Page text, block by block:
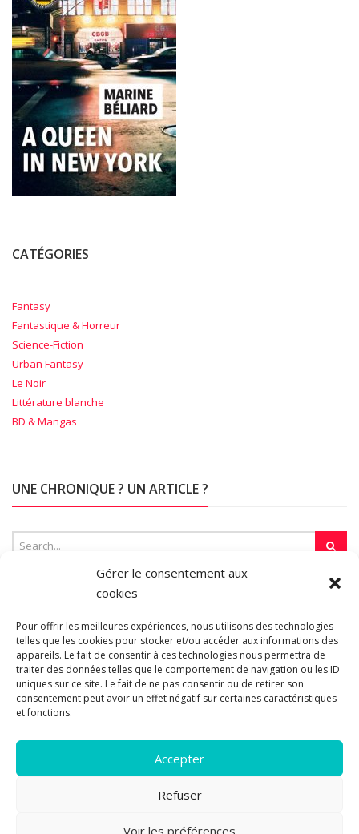
Gérer le consentement aux
cookies
Pour offrir les meilleures expériences, nous utilisons des technologies
telles que les cookies pour stocker et/ou accéder aux informations des
appareils. Le fait de consentir à ces technologies nous permettra de
traiter des données telles que le comportement de navigation ou les ID
uniques sur ce site. Le fait de ne pas consentir ou de retirer son
consentement peut avoir un effet négatif sur certaines caractéristiques
et fonctions.
Accepter
Refuser
Voir les préférences
CATÉGORIES
Fantasy
Fantastique & Horreur
Science-Fiction
Urban Fantasy
Le Noir
Littérature blanche
BD & Mangas
UNE CHRONIQUE ? UN ARTICLE ?
SUR LA TOILE…
Blogroll